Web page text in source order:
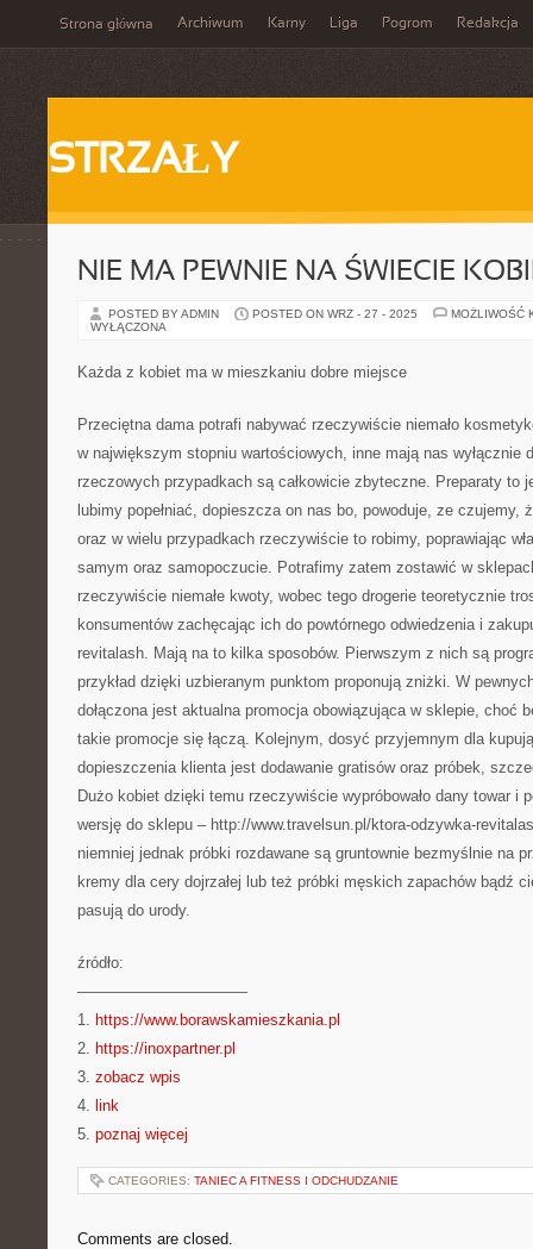
Strona główna Archiwum Karny Liga Pogrom Redakcja
STRZAŁY
NIE MA PEWNIE NA ŚWIECIE
POSTED BY ADMIN POSTED ON WRZ - 27 - 2025
MOŻLIWOŚĆ
WYŁĄCZONA
Każda z kobiet ma w mieszkaniu dobre miejsce
Przeciętna dama potrafi nabywać rzeczywiście niemało
w największym stopniu wartościowych, inne mają nas wyłącznie
rzeczowych przypadkach są całkowicie zbyteczne. Preparaty to
lubimy popełniać, dopieszcza on nas bo, powoduje, ze czujemy,
oraz w wielu przypadkach rzeczywiście to robimy, poprawiając
samym oraz samopoczucie. Potrafimy zatem zostawić w
rzeczywiście niemałe kwoty, wobec tego drogerie teoretycznie
konsumentów zachęcając ich do powtórnego odwiedzenia i
revitalash. Mają na to kilka sposobów. Pierwszym z nich są
przykład dzięki uzbieranym punktom proponują zniżki. W
dołączona jest aktualna promocja obowiązująca w sklepie, choć
takie promocje się łączą. Kolejnym, dosyć przyjemnym dla
dopieszczenia klienta jest dodawanie gratisów oraz próbek,
Dużo kobiet dzięki temu rzeczywiście wypróbowało dany towar i
wersję do sklepu – http://www.travelsun.pl/ktora-odzywka-
niemniej jednak próbki rozdawane są gruntownie bezmyślnie na
kremy dla cery dojrzałej lub też próbki męskich zapachów bądź
pasują do urody.
źródło:
———————————
1. https://www.borawskamieszkania.pl
2. https://inoxpartner.pl
3. zobacz wpis
4. link
5. poznaj więcej
CATEGORIES: TANIEC A FITNESS I ODCHUDZANIE
Comments are closed.